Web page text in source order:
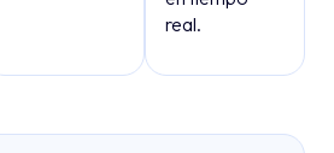
real.